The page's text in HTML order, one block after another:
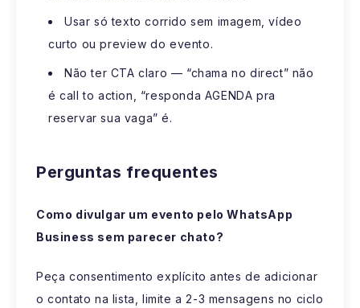
Usar só texto corrido sem imagem, vídeo
curto ou preview do evento.
Não ter CTA claro — “chama no direct” não
é call to action, “responda AGENDA pra
reservar sua vaga” é.
Perguntas frequentes
Como divulgar um evento pelo WhatsApp
Business sem parecer chato?
Peça consentimento explícito antes de adicionar
o contato na lista, limite a 2-3 mensagens no ciclo